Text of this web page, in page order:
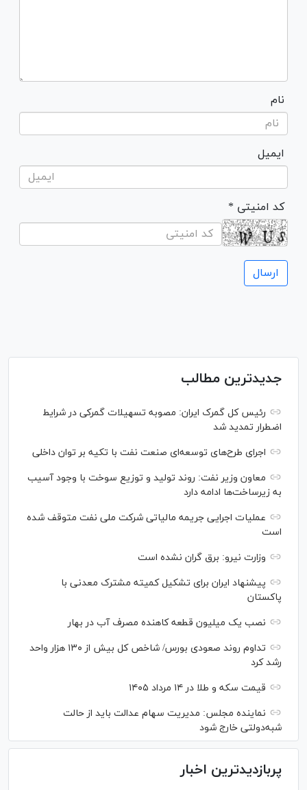
نام
ایمیل
* کد امنیتی
جدیدترین مطالب
رئیس کل گمرک ایران: مصوبه تسهیلات گمرکی در شرایط
اضطرار تمدید شد
اجرای طرح‌های توسعه‌ای صنعت نفت با تکیه بر توان داخلی
معاون وزیر نفت: روند تولید و توزیع سوخت با وجود آسیب
به زیرساخت‌ها ادامه دارد
عملیات اجرایی جریمه مالیاتی شرکت ملی نفت متوقف شده
است
وزارت نیرو: برق گران نشده است
پیشنهاد ایران برای تشکیل کمیته مشترک معدنی با
پاکستان
نصب یک میلیون قطعه کاهنده مصرف آب در بهار
تداوم روند صعودی بورس/ شاخص کل بیش از ۱۳۰ هزار واحد
رشد کرد
قیمت سکه و طلا در ۱۴ مرداد ۱۴۰۵
نماینده مجلس: مدیریت سهام عدالت باید از حالت
شبه‌دولتی خارج شود
پربازدیدترین اخبار